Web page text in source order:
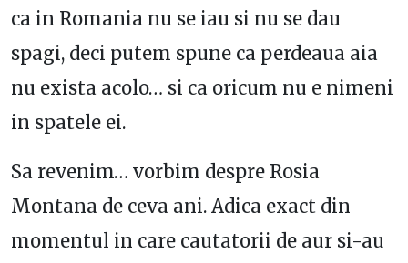
ca in Romania nu se iau si nu se dau
spagi, deci putem spune ca perdeaua aia
nu exista acolo… si ca oricum nu e nimeni
in spatele ei.
Sa revenim… vorbim despre Rosia
Montana de ceva ani. Adica exact din
momentul in care cautatorii de aur si-au